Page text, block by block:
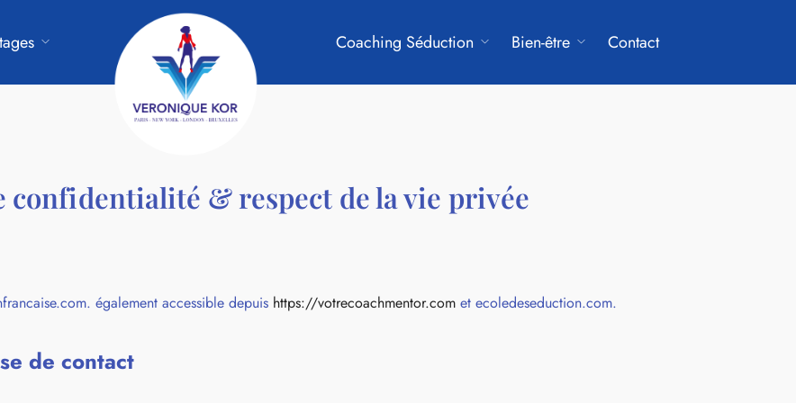
Coaching Séduction Bien-être Contact
confidentialité & respect de la vie privée
également accessible depuis https://votrecoachmentor.com et ecoledeseduction.com.
de contact